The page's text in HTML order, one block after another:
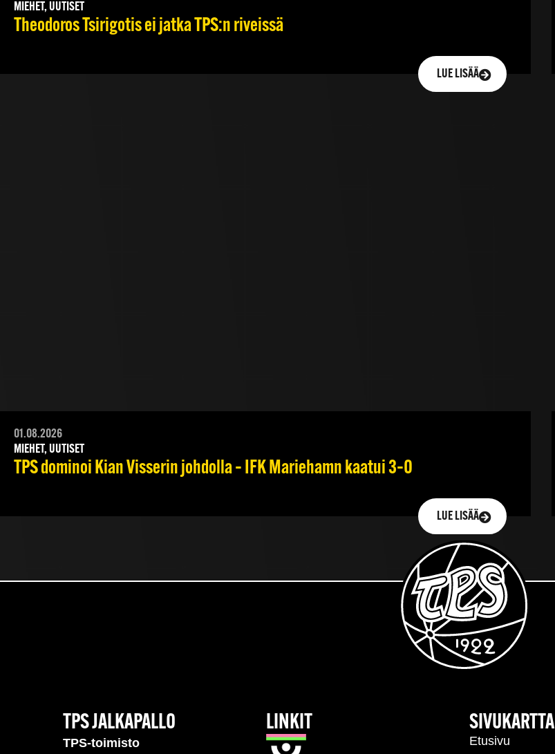
MIEHET, UUTISET
Theodoros Tsirigotis ei jatka TPS:n riveissä
LUE LISÄÄ
01.08.2026
MIEHET, UUTISET
TPS dominoi Kian Visserin johdolla – IFK Mariehamn kaatui 3–0
LUE LISÄÄ
TPS JALKAPALLO
TPS-toimisto
LINKIT SIVUKARTTA
Etusivu